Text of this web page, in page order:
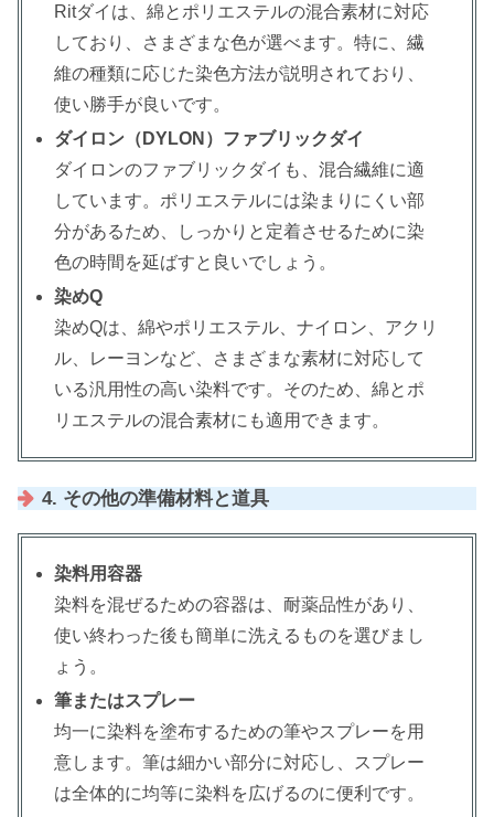
Ritダイは、綿とポリエステルの混合素材に対応
しており、さまざまな色が選べます。特に、繊
維の種類に応じた染色方法が説明されており、
使い勝手が良いです。
ダイロン（DYLON）ファブリックダイ
ダイロンのファブリックダイも、混合繊維に適
しています。ポリエステルには染まりにくい部
分があるため、しっかりと定着させるために染
色の時間を延ばすと良いでしょう。
染めQ
染めQは、綿やポリエステル、ナイロン、アクリ
ル、レーヨンなど、さまざまな素材に対応して
いる汎用性の高い染料です。そのため、綿とポ
リエステルの混合素材にも適用できます。
4. その他の準備材料と道具
染料用容器
染料を混ぜるための容器は、耐薬品性があり、
使い終わった後も簡単に洗えるものを選びまし
ょう。
筆またはスプレー
均一に染料を塗布するための筆やスプレーを用
意します。筆は細かい部分に対応し、スプレー
は全体的に均等に染料を広げるのに便利です。